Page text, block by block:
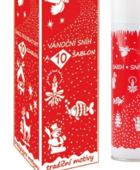
0,0
hvězdiček.